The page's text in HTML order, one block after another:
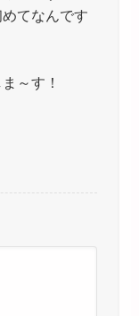
てなんです
～す！